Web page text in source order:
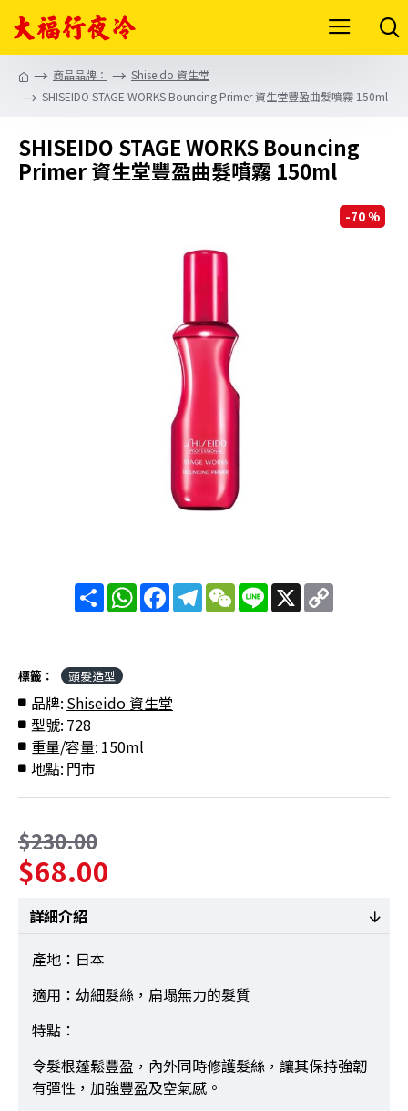
商品品牌：
Shiseido 資生堂
SHISEIDO STAGE WORKS Bouncing Primer 資生堂豐盈曲髮噴霧 150ml
SHISEIDO STAGE WORKS Bouncing
Primer 資生堂豐盈曲髮噴霧 150ml
-70 %
分
享
WhatsAppFacebookTelegram
WeChat
Line X Copy
Link
標籤： 頭髮造型
品牌: Shiseido 資生堂
型號: 728
重量/容量: 150ml
地點: 門市
$68.00
$230.00
詳細介紹
產地：日本
適用：幼細髮絲，扁塌無力的髮質
特點：
令髮根蓬鬆豐盈，內外同時修護髮絲，讓其保持強韌
有彈性，加強豐盈及空氣感。